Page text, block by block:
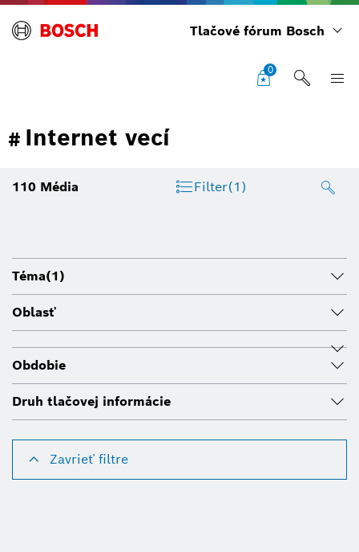
Tlačové fórum Bosch
0
# Internet vecí
110 Média Filter(1)
Téma(1)
Oblasť
Obdobie
Druh tlačovej informácie
Zavrieť filtre